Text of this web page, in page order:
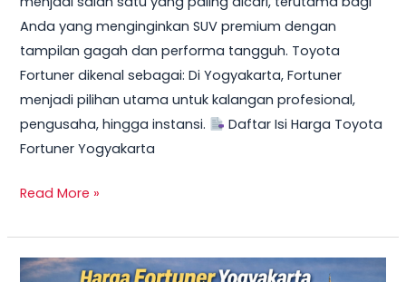
Anda yang menginginkan SUV premium dengan
tampilan gagah dan performa tangguh. Toyota
Fortuner dikenal sebagai: Di Yogyakarta, Fortuner
menjadi pilihan utama untuk kalangan profesional,
pengusaha, hingga instansi.
Daftar Isi Harga Toyota
Fortuner Yogyakarta
DP
Ringan
&
Cicilan
Mulai
10
Jutaan
Read More »
TERBARU